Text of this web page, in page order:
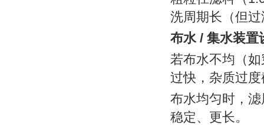
洗周期长（但
布水 / 集水装置
若布水不均（
过快，杂质过
布水均匀时，
稳定、更长。